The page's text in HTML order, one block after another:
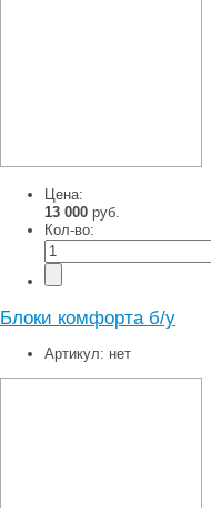
Цена:
13 000 руб.
Кол-во:
Блоки комфорта б/у
Артикул: нет